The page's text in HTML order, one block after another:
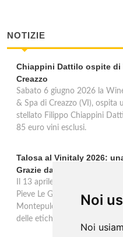
Noi
Noi
NOTIZIE
Chiappini Dattilo ospite di
Creazzo
Sabato 6 giugno 2026 la
& Spa di Creazzo (VI),
stellato Filippo Chiappini
85 euro vini esclusi.
Talosa al Vinitaly 2026:
Grazie dal 2016 al 2020
Il 13 aprile 2026 al Vinitaly,
Pieve Le Grazie: cinque
Montepulciano a 95 punti
delle etichette iconiche di